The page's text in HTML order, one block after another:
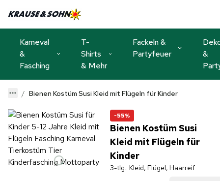
Karneval
&
Fasching
T-
Shirts
& Mehr
Fackeln &
Partyfeuer
&
Bienen Kostüm Susi Kleid mit Flügeln für Kinder
-55%
Bienen Kostüm Susi
Kleid mit Flügeln für
Kinder
3-tlg.: Kleid, Flügel, Haarreif